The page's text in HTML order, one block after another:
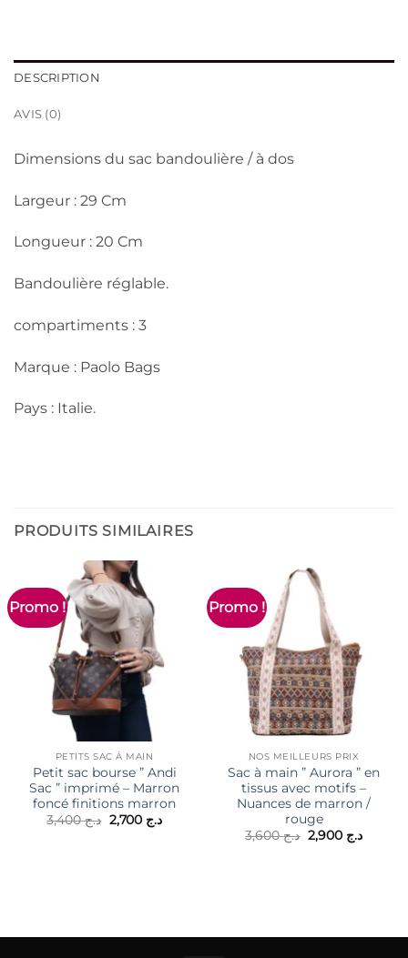
DESCRIPTION
AVIS (0)
Dimensions du sac bandoulière / à dos
Largeur : 29 Cm
Longueur : 20 Cm
Bandoulière réglable.
compartiments : 3
Marque : Paolo Bags
Pays : Italie.
PRODUITS SIMILAIRES
Promo !
PETITS SAC À MAIN
Petit sac bourse ” Andi
Sac ” imprimé – Marron
foncé finitions marron
د.ج3,400
Le
prix
د.ج 2,700
Le
Promo !
NOS MEILLEURS PRIX
Sac à main ” Aurora ” en
tissus avec motifs –
Nuances de marron /
rouge
د.ج3,600
Le
prix
د.ج 2,900
Le